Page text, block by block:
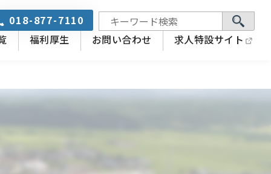
018-877-7110
福利厚生 お問い合わせ 求人特設サイト